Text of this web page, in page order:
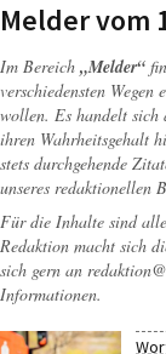
Melder vom
Im Bereich „Melder“
verschiedensten
wollen. Es handelt
ihren Wahrheitsgehalt
stets durchgehende
unseres redaktionellen
Für die Inhalte sind
Redaktion macht sich
sich gern an
Informationen.